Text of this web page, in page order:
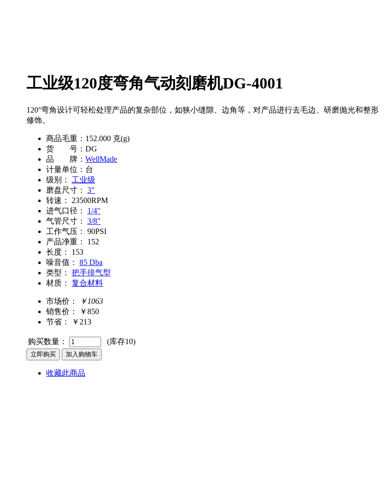
工业级120度弯角气动刻磨机DG-4001
120°弯角设计可轻松处理产品的复杂部位，如狭小缝隙、边角等，对产品进行去毛边、研磨抛光和整形
修饰。
商品毛重： 152.000 克(g)
货 号： DG
品 牌： WellMade
计量单位： 台
级别：
工业级
磨盘尺寸：
3"
转速：
23500RPM
进气口径：
1/4"
气管尺寸：
3/8"
工作气压：
90PSI
产品净重：
152
长度：
153
噪音值：
85 Dba
类型：
把手排气型
材质：
复合材料
市场价：
￥1063
销售价：
￥850
节省： ￥213
购买数量： (库存10)
收藏此商品